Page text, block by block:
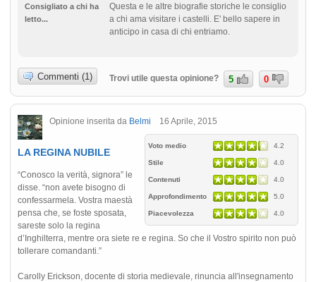
Consigliato a chi ha
letto...
Questa e le altre biografie storiche le consiglio
a chi ama visitare i castelli. E' bello sapere in
anticipo in casa di chi entriamo.
Commenti (1) Trovi utile questa opinione? 5 0
Opinione inserita da Belmi 16 Aprile, 2015
Voto medio 4.2
Stile 4.0
Contenuti 4.0
Approfondimento 5.0
Piacevolezza 4.0
LA REGINA NUBILE
“Conosco la verità, signora” le
disse. “non avete bisogno di
confessarmela. Vostra maestà
pensa che, se foste sposata,
sareste solo la regina
d’Inghilterra, mentre ora siete re e regina. So che il Vostro spirito non può
tollerare comandanti.”
Carolly Erickson, docente di storia medievale, rinuncia all'insegnamento